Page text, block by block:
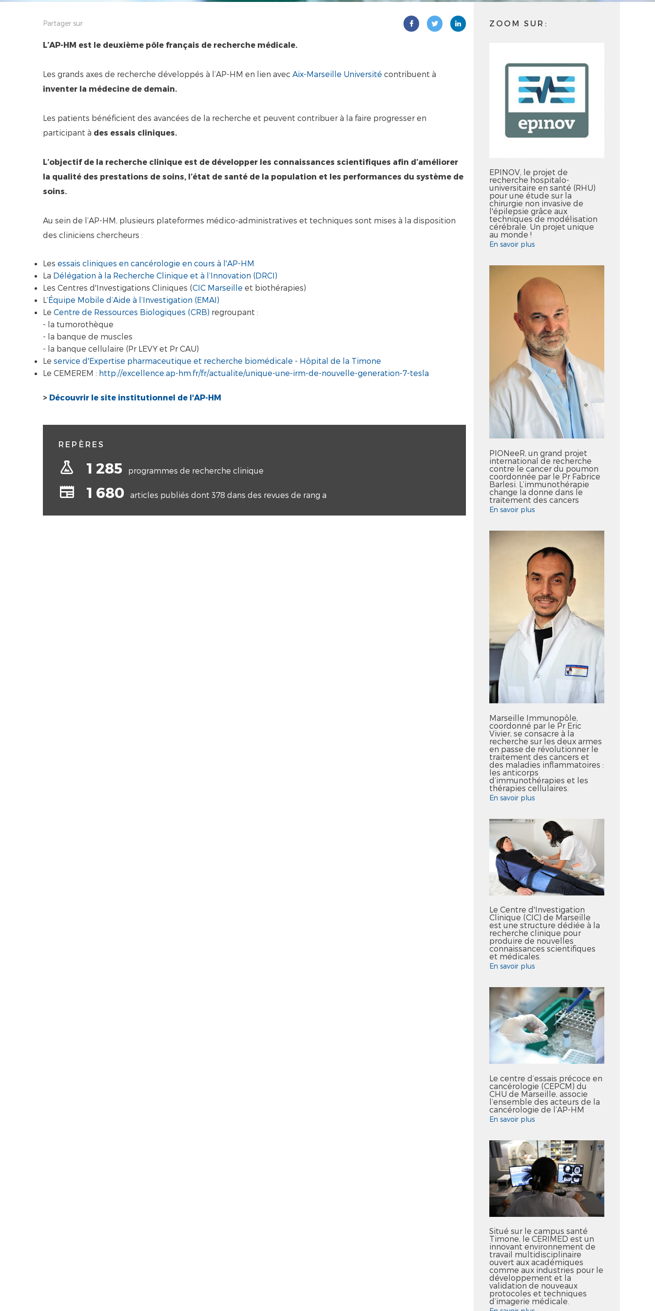
Partager sur
L’AP-HM est le deuxième pôle français de recherche médicale.
Les grands axes de recherche développés à l’AP-HM en lien avec Aix-Marseille Université contribuent à
inventer la médecine de demain.
Les patients bénéficient des avancées de la recherche et peuvent contribuer à la faire progresser en
participant à des essais cliniques.
L’objectif de la recherche clinique est de développer les connaissances scientifiques afin d’améliorer
la qualité des prestations de soins, l’état de santé de la population et les performances du système de
soins.
Au sein de l’AP-HM, plusieurs plateformes médico-administratives et techniques sont mises à la disposition
des cliniciens chercheurs :
Les essais cliniques en cancérologie en cours à l'AP-HM
La Délégation à la Recherche Clinique et à l’Innovation (DRCI)
Les Centres d'Investigations Cliniques (CIC Marseille et biothérapies)
L’Équipe Mobile d’Aide à l’Investigation (EMAI)
Le Centre de Ressources Biologiques (CRB) regroupant :
- la tumorothèque
- la banque de muscles
- la banque cellulaire (Pr LEVY et Pr CAU)
Le service d'Expertise pharmaceutique et recherche biomédicale - Hôpital de la Timone
Le CEMEREM : http://excellence.ap-hm.fr/fr/actualite/unique-une-irm-de-nouvelle-generation-7-tesla
> Découvrir le site institutionnel de l'AP-HM
REPÈRES
flask-outline
1 285 programmes de recherche clinique
newspaper
1 680 articles publiés dont 378 dans des revues de rang a
ZOOM SUR:
EPINOV, le projet de
recherche hospitalo-
universitaire en santé (RHU)
pour une étude sur la
chirurgie non invasive de
l'épilepsie grâce aux
techniques de modélisation
cérébrale. Un projet unique
au monde !
En savoir plus
PIONeeR, un grand projet
international de recherche
contre le cancer du poumon
coordonnée par le Pr Fabrice
Barlesi. L’immunothérapie
change la donne dans le
traitement des cancers
En savoir plus
Marseille Immunopôle,
coordonné par le Pr Eric
Vivier, se consacre à la
recherche sur les deux armes
en passe de révolutionner le
traitement des cancers et
des maladies inflammatoires :
les anticorps
d’immunothérapies et les
thérapies cellulaires.
En savoir plus
Le Centre d'Investigation
Clinique (CIC) de Marseille
est une structure dédiée à la
recherche clinique pour
produire de nouvelles
connaissances scientifiques
et médicales.
En savoir plus
Le centre d’essais précoce en
cancérologie (CEPCM) du
CHU de Marseille, associe
l’ensemble des acteurs de la
cancérologie de l’AP-HM
En savoir plus
Situé sur le campus santé
Timone, le CERIMED est un
innovant environnement de
travail multidisciplinaire
ouvert aux académiques
comme aux industries pour le
développement et la
validation de nouveaux
protocoles et techniques
d’imagerie médicale.